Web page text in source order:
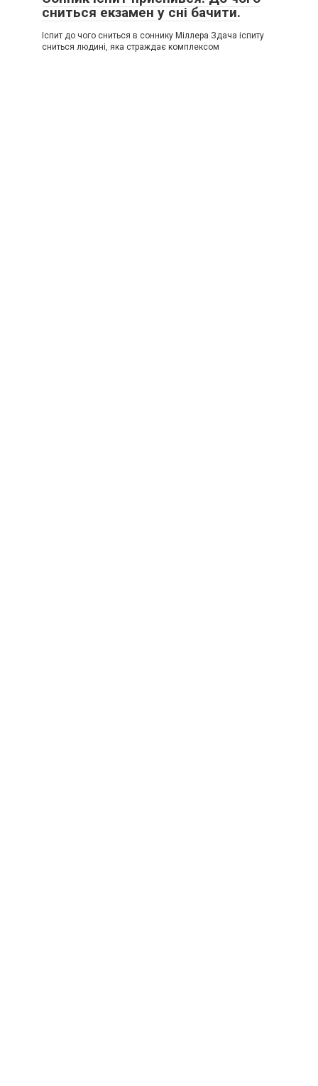
сниться екзамен у сні бачити.
Іспит до чого сниться в соннику Міллера Здача іспиту
сниться людині, яка страждає комплексом